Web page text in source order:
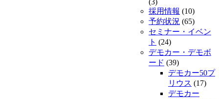
(3)
採用情報 (10)
予約状況 (65)
セミナー・イベン
ト (24)
デモカー・デモボ
ード (39)
デモカー50プ
リウス (17)
デモカー